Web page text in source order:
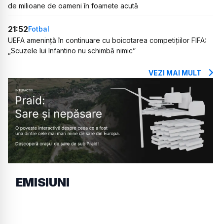
de milioane de oameni în foamete acută
21:52Fotbal
UEFA amenință în continuare cu boicotarea competițiilor FIFA:
„Scuzele lui Infantino nu schimbă nimic”
VEZI MAI MULT
EMISIUNI